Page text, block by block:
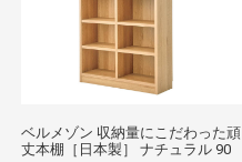
ベルメゾン 収納量にこだわった頑
丈本棚［日本製］ ナチュラル 90